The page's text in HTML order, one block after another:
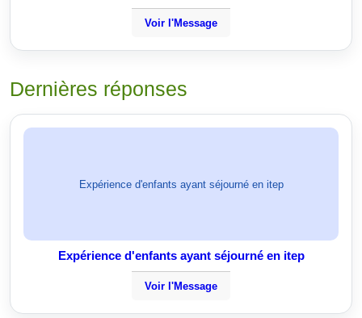
Voir l'Message
Dernières réponses
Expérience d'enfants ayant séjourné en itep
Expérience d'enfants ayant séjourné en itep
Voir l'Message